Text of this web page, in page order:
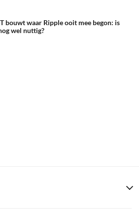
bouwt waar Ripple ooit mee begon: is
wel nuttig?